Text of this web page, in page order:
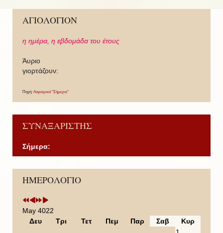
ΑΓΙΟΛΟΓΙΟΝ
η ημέρα, η εβδομάδα του έτους
Άυριο
γιορτάζουν:
Πηγή: Λογισμικό "Σήμερα"
ΣΥΝΑΞΑΡΙΣΤΗΣ
Σήμερα:
ΗΜΕΡΟΛΟΓΙΟ
P
r
v
i
P
r
v
i
o
N
e
t
Y
e
N
e
t
M
May 4022
Δευ
Τρι Τετ Πεμ Παρ Σαβ
Κυρ